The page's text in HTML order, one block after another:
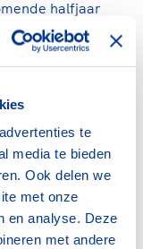
te
media te bieden
Ook delen we
met onze
en analyse. Deze
met andere
halfjaar
hoop en verwacht
verscheidenheid
volgend jaar."
TeamNL.
op
Spelen van